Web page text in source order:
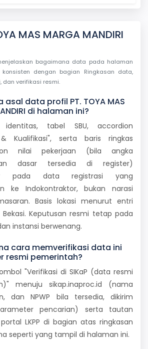
MAS MARGA MANDIRI
bagaimana data pada halaman
dengan bagian Ringkasan data,
dan verifikasi resmi.
asal data profil PT. TOYA MAS
di halaman ini?
identitas, tabel SBU, accordion
Kualifikasi", serta baris ringkas
nilai pekerjaan (bila angka
dasar tersedia di register)
pada data registrasi yang
ke Indokontraktor, bukan narasi
Basis lokasi menurut entri
Keputusan resmi tetap pada
instansi berwenang.
cara memverifikasi data ini
resmi pemerintah?
"Verifikasi di SIKaP (data resmi
menuju sikap.inaproc.id (nama
dan NPWP bila tersedia, dikirim
pencarian) serta tautan
LKPP di bagian atas ringkasan
seperti yang tampil di halaman ini.